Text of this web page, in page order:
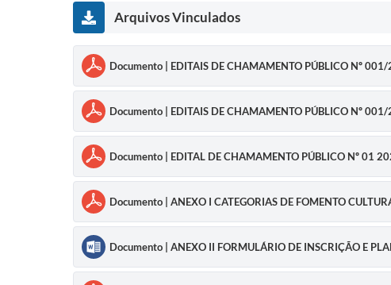
Arquivos Vinculados
Documento | EDITAIS DE CHAMAMENTO PÚBLICO Nº
Documento | EDITAIS DE CHAMAMENTO PÚBLICO Nº
Documento | EDITAL DE CHAMAMENTO PÚBLICO Nº 01
Documento | ANEXO I CATEGORIAS DE FOMENTO
Documento | ANEXO II FORMULÁRIO DE INSCRIÇÃO E